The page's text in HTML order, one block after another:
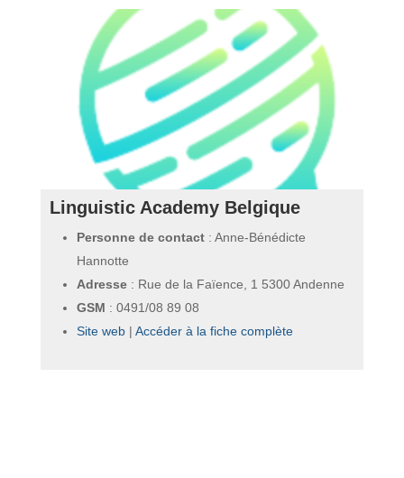
Linguistic Academy Belgique
Personne de contact: Anne-Bénédicte
Hannotte
Adresse: Rue de la Faïence, 1 5300 Andenne
GSM : 0491/08 89 08
Site web| Accéder à la fiche complète